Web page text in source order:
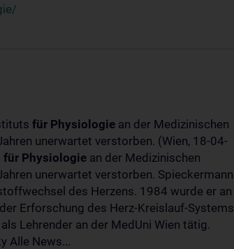
für Physiologie an der Medizinischen
unerwartet verstorben. (Wien, 18-04-
für Physiologie an der Medizinischen
unerwartet verstorben. Spieckermann
des Herzens. 1984 wurde er an
Erforschung des Herz-Kreislauf-Systems
Lehrender an der MedUni Wien tätig.
Alle News...